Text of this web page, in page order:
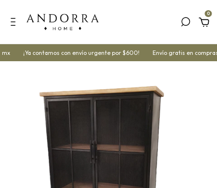
0
¡Ya contamos con envío urgente por $600! Envío gratis en